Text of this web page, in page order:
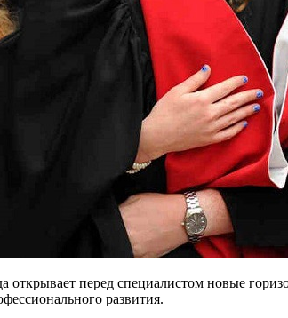
открывает перед специалистом новые
развития.